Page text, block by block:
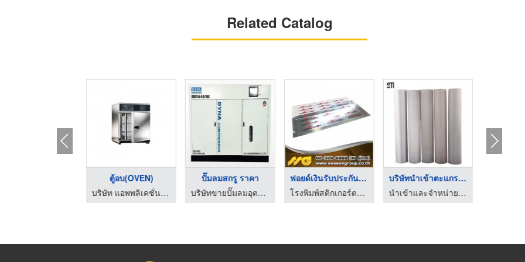
Related Catalog
ตู้อบ(OVEN)
บริษัท แอพพลิเคชั่น เอ็นจิเนียริ่ง (2012) จำกัด
ปั๊มลมสกรู ราคา
บริษัทขายปั๊มลมอุตสาหกรรม - ยู.พี.อี.เอ็นจิเนียริ่ง
ฟอยด์เงินรับประกันสิ ...
โรงพิมพ์สติกเกอร์ตามสั่ง - ซีซันกรุ๊ป
บริษัทนำเข้าตะแกรงแผ ...
นำเข้าและจำหน่ายเครื่องมืออุตสาหกรรม เจ เอส มัลติเทค